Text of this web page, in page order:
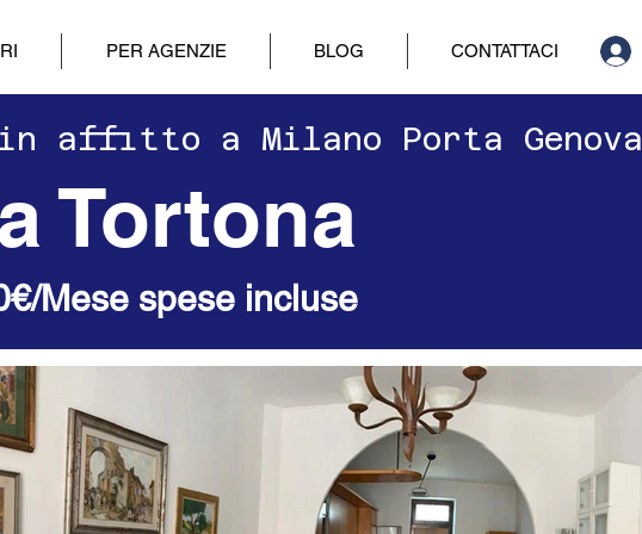
PER AGENZIE BLOG CONTATTACI
affitto a Milano Porta Genova
Tortona
Mese spese incluse